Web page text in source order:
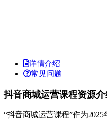
详情介绍
常见问题
抖音商城运营课程资源介
“抖音商城运营课程”作为